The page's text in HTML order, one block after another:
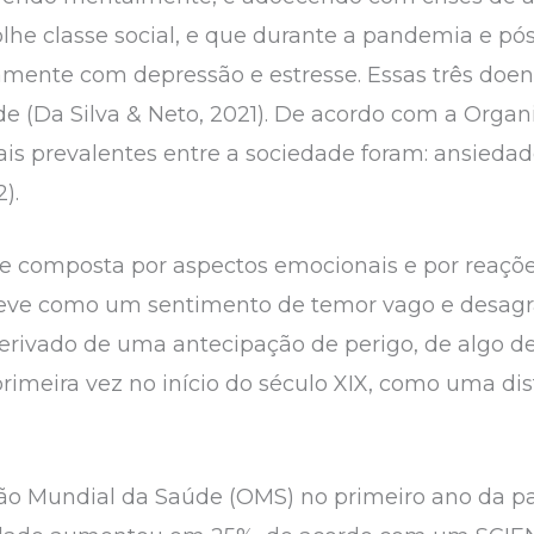
classe social, e que durante a pandemia e
com depressão e estresse. Essas três
(Da Silva & Neto, 2021). De acordo com a
prevalentes entre a sociedade foram:
por aspectos emocionais e por
como um sentimento de temor vago e
de uma antecipação de perigo, de algo
vez no início do século XIX, como uma
Mundial da Saúde (OMS) no primeiro ano da